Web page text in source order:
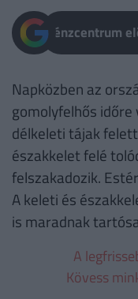
Pénzcentrum
Napközben az
gomolyfelhős időre
délkeleti tájak
északkelet felé
felszakadozik.
A keleti és
is maradnak
A
Kövess